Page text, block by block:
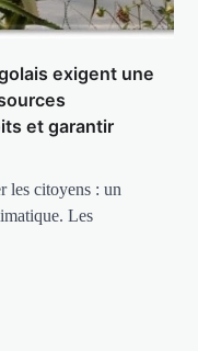
exigent une
et garantir
les citoyens : un
Les